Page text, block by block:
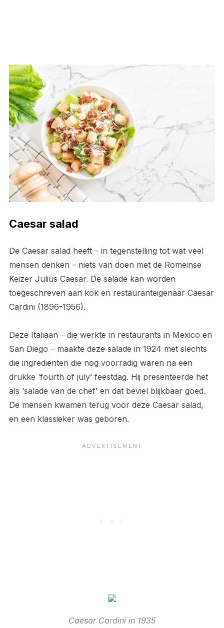
Caesar salad
De Caesar salad heeft – in tegenstelling tot wat veel
mensen denken – niets van doen met de Romeinse
Keizer Julius Caesar. De salade kan worden
toegeschreven aan kok en restauranteigenaar Caesar
Cardini (1896-1956).
Deze Italiaan – die werkte in restaurants in Mexico en
San Diego – maakte deze salade in 1924 met slechts
die ingrediënten die nog voorradig waren na een
drukke ‘fourth of july’ feestdag. Hij presenteerde het
als ‘salade van de chef’ en dat beviel blijkbaar goed.
De mensen kwamen terug voor deze Caesar salad,
en een klassieker was geboren.
Caesar Cardini in 1935